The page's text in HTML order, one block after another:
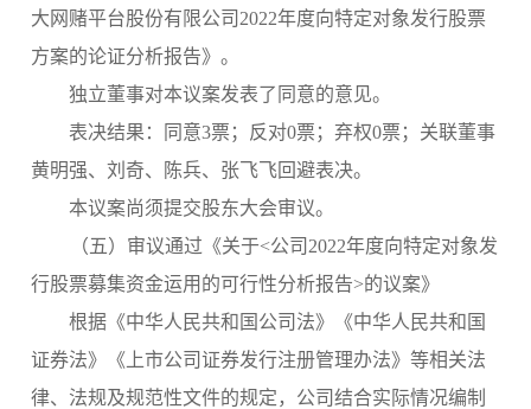
大网赌平台股份有限公司 2022年度向特定对象发行股票
方案的论证分析报告》。
独立董事对本议案发表了同意的意见。
表决结果：
同意3票； 反对0票；弃权0票；关联董事
黄明强、刘奇、陈兵、张飞飞回避表决。
本议案尚须提交股东大会审议。
（五）审议通过《关于<公司2022年度向特定对象发
行股票募集资金运用的可行性分析报告>的议案》
根据《中华人民共和国公司法》《中华人民共和国
证券法》《上市公司证券发行注册管理办法》等相关法
律、法规及规范性文件的规定，公司结合实际情况编制